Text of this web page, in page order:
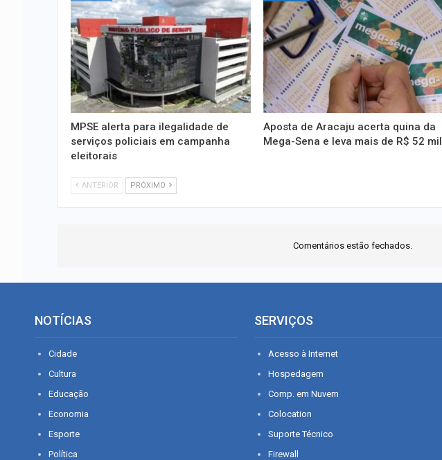
MPSE alerta para ilegalidade de
serviços policiais em campanha
eleitorais
Aposta de Aracaju acerta quina da
Mega-Sena e leva mais de R$ 52 mil
ANTERIOR PRÓXIMO
Comentários estão fechados.
NOTÍCIAS
Cidade
Cultura
Educação
Economia
Esporte
Política
SERVIÇOS
Acesso à Internet
Hospedagem
Comp. em Nuvem
Colocation
Suporte Técnico
Firewall